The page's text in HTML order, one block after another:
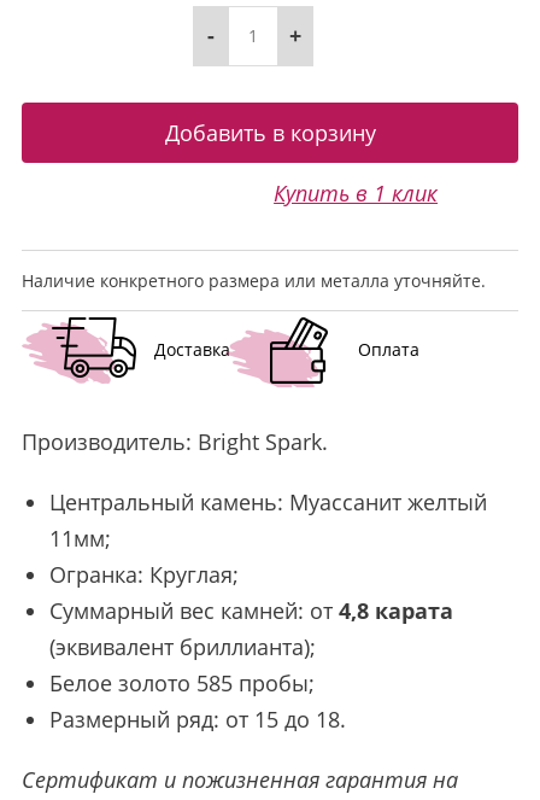
- +
Купить в 1 клик
Наличие конкретного размера или металла уточняйте.
Доставка Оплата
Производитель: Bright Spark.
Центральный камень: Муассанит желтый
11мм;
Огранка: Круглая;
Суммарный вес камней: от 4,8 карата
(эквивалент бриллианта);
Белое золото 585 пробы;
Размерный ряд: от 15 до 18.
Сертификат и пожизненная гарантия на